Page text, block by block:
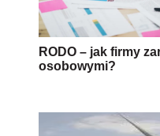
RODO – jak firmy
osobowymi?